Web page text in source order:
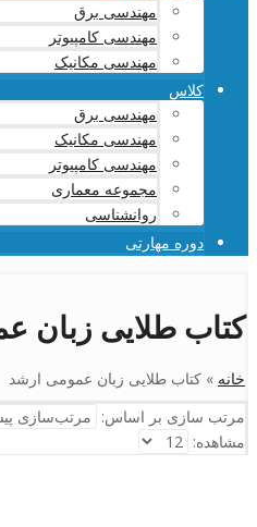
مهندسی برق
مهندسی کامپیوتر
مهندسی مکانیک
کلاس
مهندسی برق
مهندسی مکانیک
مهندسی کامپیوتر
مجموعه معماری
روانشناسی
دوره مهارتی
کتاب طلایی زبان
خانه » کتاب طلایی زبان عمومی ارشد
مرتب سازی بر اساس:
مشاهده: